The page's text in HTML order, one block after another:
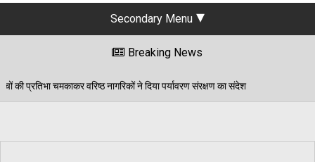
Secondary Menu
Breaking News
ने दिया पर्यावरण संरक्षण का संदेश 06/08/2026 पंजाब स्कूल गेम्स में